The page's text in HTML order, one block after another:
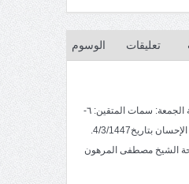
تعليقات الوسوم
خطبة الجمعة: سمات المتقين: ٦-
عمل الإحسان بتاريخ4/3/1447.
الشيخ مصطفى المرهون